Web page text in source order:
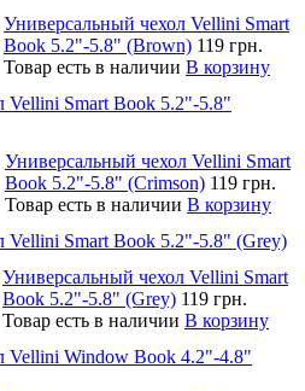
Универсальный чехол Vellini Smart
Book 5.2"-5.8" (Brown) 119 грн.
Товар есть в наличии В корзину
Vellini Smart Book 5.2"-5.8"
Универсальный чехол Vellini Smart
Book 5.2"-5.8" (Crimson) 119 грн.
Товар есть в наличии В корзину
Vellini Smart Book 5.2"-5.8" (Grey)
Универсальный чехол Vellini Smart
Book 5.2"-5.8" (Grey) 119 грн.
Товар есть в наличии В корзину
Vellini Window Book 4.2"-4.8"